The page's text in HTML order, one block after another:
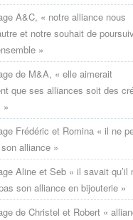
A&C, « notre alliance nous
et notre souhait de
»
de M&A, « elle aimerait
que ses alliances soit des
»
Frédéric et Romina « il ne
alliance »
Aline et Seb « il savait qu’il
son alliance en bijouterie »
de Christel et Robert «